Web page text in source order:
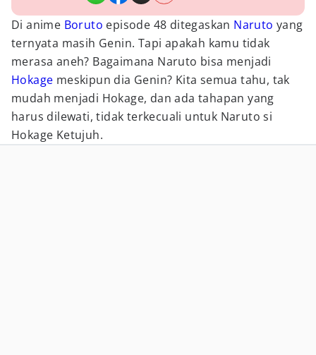
Di anime Boruto episode 48 ditegaskan Naruto yang
ternyata masih Genin. Tapi apakah kamu tidak
merasa aneh? Bagaimana Naruto bisa menjadi
Hokage meskipun dia Genin? Kita semua tahu, tak
mudah menjadi Hokage, dan ada tahapan yang
harus dilewati, tidak terkecuali untuk Naruto si
Hokage Ketujuh.